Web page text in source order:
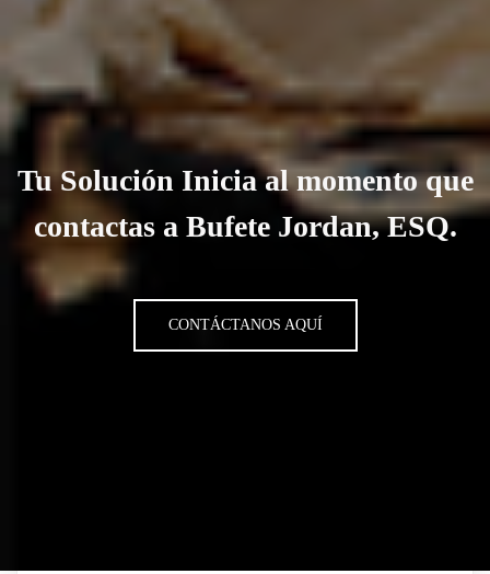
Tu Solución Inicia al momento que
contactas a Bufete Jordan, ESQ.
CONTÁCTANOS AQUÍ